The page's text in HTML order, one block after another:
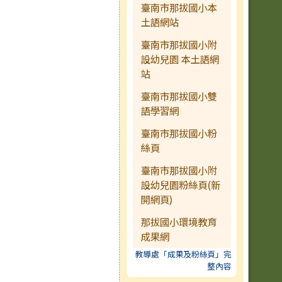
臺南市那拔國小本
土語網站
臺南市那拔國小附
設幼兒園 本土語網
站
臺南市那拔國小雙
語學習網
臺南市那拔國小粉
絲頁
臺南市那拔國小附
設幼兒園粉絲頁(新
開網頁)
那拔國小環境教育
成果網
教導處「成果及粉絲頁」完
整內容